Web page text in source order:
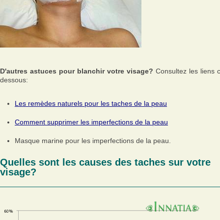
D'autres astuces pour blanchir votre visage? Consultez les liens
dessous:
Les remèdes naturels pour les taches de la peau
Comment supprimer les imperfections de la peau
Masque marine pour les imperfections de la peau.
Quelles sont les causes des taches sur votre
visage?